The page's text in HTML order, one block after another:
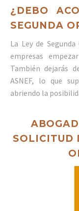
¿DEBO
SEGUNDA
La Ley de
empresas
También dejarás
ASNEF, lo que
abriendo la
SOLICITUD